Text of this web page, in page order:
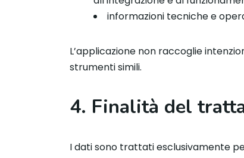
informazioni tecniche e
L’applicazione non raccoglie
strumenti simili.
4. Finalità del
I dati sono trattati esclusivamente